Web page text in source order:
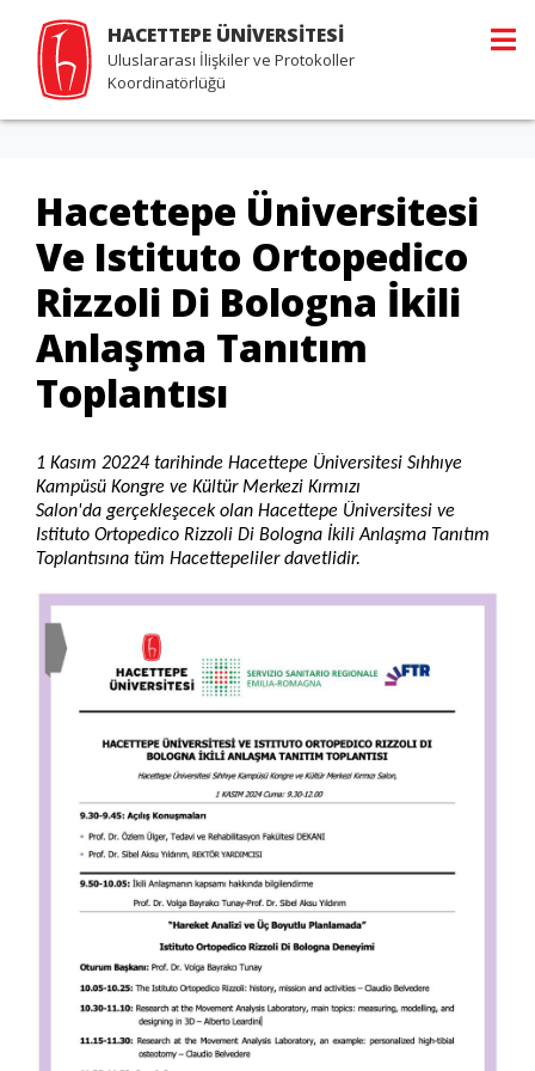
HACETTEPE ÜNİVERSİTESİ
Uluslararası İlişkiler ve Protokoller
Koordinatörlüğü
Hacettepe Üniversitesi
Ve Istituto Ortopedico
Rizzoli Di Bologna İkili
Anlaşma Tanıtım
Toplantısı
1 Kasım 20224 tarihinde Hacettepe Üniversitesi Sıhhıye
Kampüsü Kongre ve Kültür Merkezi Kırmızı
Salon'da gerçekleşecek olan Hacettepe Üniversitesi ve
Istituto Ortopedico Rizzoli Di Bologna İkili Anlaşma Tanıtım
Toplantısına tüm Hacettepeliler davetlidir.